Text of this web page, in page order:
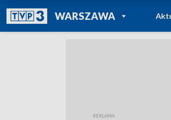
WARSZAWAPOWRÓT DO
TVP REGIONY